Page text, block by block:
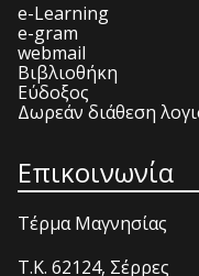
e-Learning
e-gram
webmail
Βιβλιοθήκη
Εύδοξος
Δωρεάν διάθεση
Επικοινωνία
Τέρμα Μαγνησίας
T.K. 62124, Σέρρες